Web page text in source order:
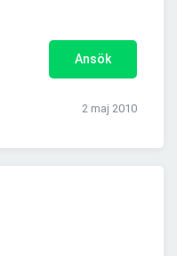
Ansök
2 maj 2010